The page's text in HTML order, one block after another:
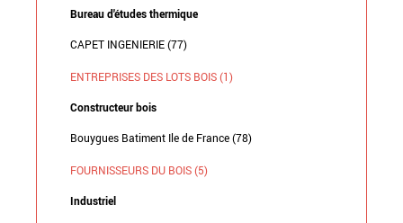
Bureau d'études thermique
CAPET INGENIERIE (77)
ENTREPRISES DES LOTS BOIS (1)
Constructeur bois
Bouygues Batiment Ile de France (78)
FOURNISSEURS DU BOIS (5)
Industriel